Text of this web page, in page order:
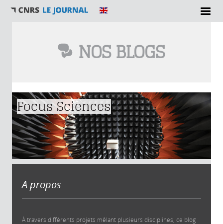
NOS BLOGS
Vous êtes ici
Focus Sciences
A propos
À travers différents projets mêlant plusieurs disciplines, ce blog